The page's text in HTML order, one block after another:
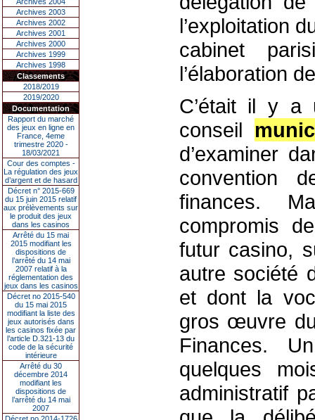
Archives 2003
Archives 2002
Archives 2001
Archives 2000
Archives 1999
Archives 1998
Classements
2018/2019
2019/2020
Documentation
Rapport du marché
des jeux en ligne en
France, 4eme
trimestre 2020 -
18/03/2021
Cour des comptes -
La régulation des jeux
d’argent et de hasard
Décret n° 2015-669
du 15 juin 2015 relatif
aux prélèvements sur
le produit des jeux
dans les casinos
Arrêté du 15 mai
2015 modifiant les
dispositions de
l’arrêté du 14 mai
2007 relatif à la
réglementation des
jeux dans les casinos
Décret no 2015-540
du 15 mai 2015
modifiant la liste des
jeux autorisés dans
les casinos fixée par
l’article D.321-13 du
code de la sécurité
intérieure
Arrêté du 30
décembre 2014
modifiant les
dispositions de
l’arrêté du 14 mai
2007
l’exploitation
cabinet
l’élaboration
C’était il y a
conseil
d’examiner
convention
finances.
compromis
futur casino,
autre société
et dont la
gros œuvre
Finances.
quelques
administratif